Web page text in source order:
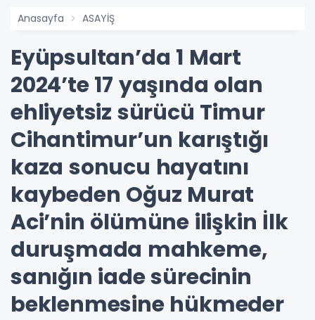
Anasayfa ASAYİŞ
Eyüpsultan’da 1 Mart
2024’te 17 yaşında olan
ehliyetsiz sürücü Timur
Cihantimur’un karıştığı
kaza sonucu hayatını
kaybeden Oğuz Murat
Aci’nin ölümüne ilişkin İlk
duruşmada mahkeme,
sanığın iade sürecinin
beklenmesine hükmeder